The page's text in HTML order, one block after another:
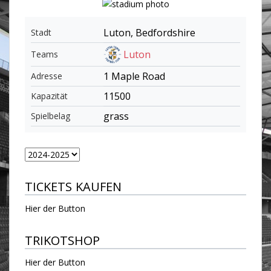
Stadt Luton, Bedfordshire
Teams Luton
Adresse 1 Maple Road
Kapazität 11500
Spielbelag grass
TICKETS KAUFEN
Hier der Button
TRIKOTSHOP
Hier der Button